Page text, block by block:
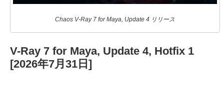
Chaos V-Ray 7 for Maya, Update 4 リリース
V-Ray 7 for Maya, Update 4, Hotfix 1
[2026年7月31日]